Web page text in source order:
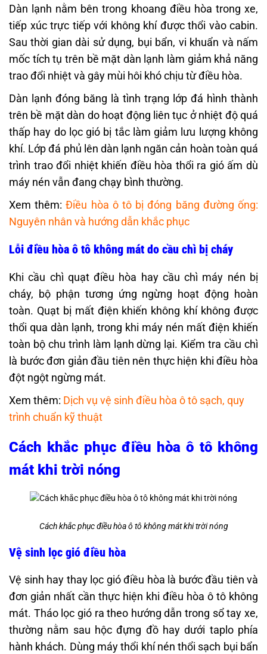
Dàn lạnh nằm bên trong khoang điều hòa trong xe,
tiếp xúc trực tiếp với không khí được thổi vào cabin.
Sau thời gian dài sử dụng, bụi bẩn, vi khuẩn và nấm
mốc tích tụ trên bề mặt dàn lạnh làm giảm khả năng
trao đổi nhiệt và gây mùi hôi khó chịu từ điều hòa.
Dàn lạnh đóng băng là tình trạng lớp đá hình thành
trên bề mặt dàn do hoạt động liên tục ở nhiệt độ quá
thấp hay do lọc gió bị tắc làm giảm lưu lượng không
khí. Lớp đá phủ lên dàn lạnh ngăn cản hoàn toàn quá
trình trao đổi nhiệt khiến điều hòa thổi ra gió ấm dù
máy nén vẫn đang chạy bình thường.
Xem thêm:Điều hòa ô tô bị đóng băng đường ống:
Nguyên nhân và hướng dẫn khắc phục
Lỗi điều hòa ô tô không mát do cầu chì bị cháy
Khi cầu chì quạt điều hòa hay cầu chì máy nén bị
cháy, bộ phận tương ứng ngừng hoạt động hoàn
toàn. Quạt bị mất điện khiến không khí không được
thổi qua dàn lạnh, trong khi máy nén mất điện khiến
toàn bộ chu trình làm lạnh dừng lại. Kiểm tra cầu chì
là bước đơn giản đầu tiên nên thực hiện khi điều hòa
đột ngột ngừng mát.
Xem thêm: Dịch vụ vệ sinh điều hòa ô tô sạch, quy
trình chuẩn kỹ thuật
Cách khắc phục điều hòa ô tô không
mát khi trời nóng
Cách khắc phục điều hòa ô tô không mát khi trời nóng
Vệ sinh lọc gió điều hòa
Vệ sinh hay thay lọc gió điều hòa là bước đầu tiên và
đơn giản nhất cần thực hiện khi điều hòa ô tô không
mát. Tháo lọc gió ra theo hướng dẫn trong sổ tay xe,
thường nằm sau hộc đựng đồ hay dưới taplo phía
hành khách. Dùng máy thổi khí nén thổi sạch bụi bẩn